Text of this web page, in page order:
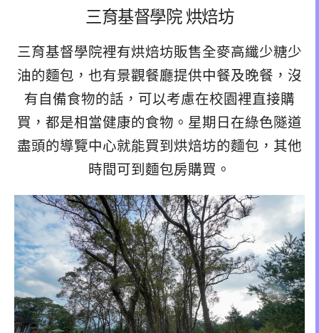
三育基督學院 烘焙坊
三育基督學院裡有烘焙坊販售全麥高纖少糖少
油的麵包，也有景觀餐廳提供中餐及晚餐，沒
有自備食物的話，可以考慮在校園裡直接購
買，都是相當健康的食物。星期日在綠色隧道
盡頭的導覽中心就能買到烘焙坊的麵包，其他
時間可到麵包房購買。